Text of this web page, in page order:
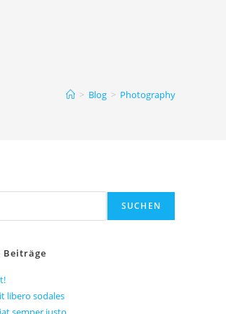
> Blog > Photography
SUCHEN
Beiträge
libero sodales